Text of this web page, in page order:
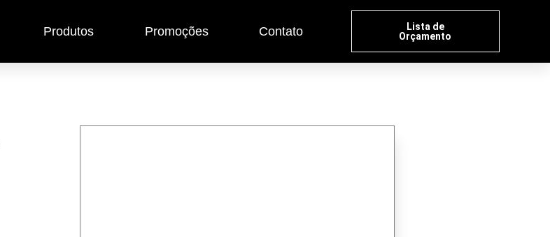
Produtos Promoções Contato
Lista de
Orçamento